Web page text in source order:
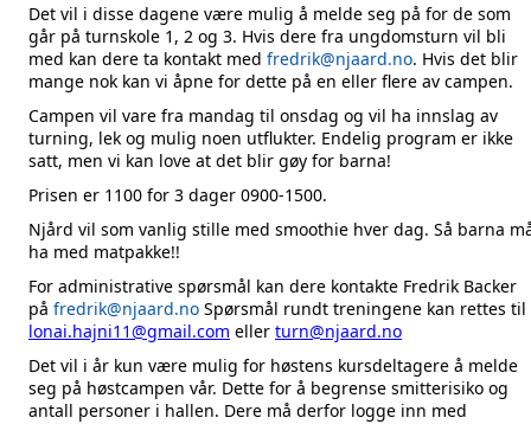
Det vil i disse dagene være mulig å melde seg på for de som
går på turnskole 1, 2 og 3. Hvis dere fra ungdomsturn vil bli
med kan dere ta kontakt med fredrik@njaard.no. Hvis det blir
mange nok kan vi åpne for dette på en eller flere av campen.
Campen vil vare fra mandag til onsdag og vil ha innslag av
turning, lek og mulig noen utflukter. Endelig program er ikke
satt, men vi kan love at det blir gøy for barna!
Prisen er 1100 for 3 dager 0900-1500.
Njård vil som vanlig stille med smoothie hver dag. Så barna
ha med matpakke!!
For administrative spørsmål kan dere kontakte Fredrik Backer
på fredrik@njaard.no Spørsmål rundt treningene kan rettes til
lonai.hajni11@gmail.com eller turn@njaard.no
Det vil i år kun være mulig for høstens kursdeltagere å melde
seg på høstcampen vår. Dette for å begrense smitterisiko og
antall personer i hallen. Dere må derfor logge inn med